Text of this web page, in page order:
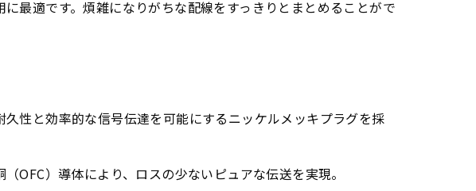
に最適です。煩雑になりがちな配線をすっきりとまとめることがで
久性と効率的な信号伝達を可能にするニッケルメッキプラグを採
（OFC）導体により、ロスの少ないピュアな伝送を実現。